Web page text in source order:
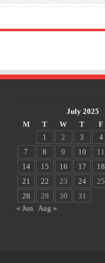
July 2025
M
T W T F
1
2 3 4
7
8 9 10 11
14
15 16 17 18
21
22 23 24 25
28
29 30
31
« Jun
Aug »